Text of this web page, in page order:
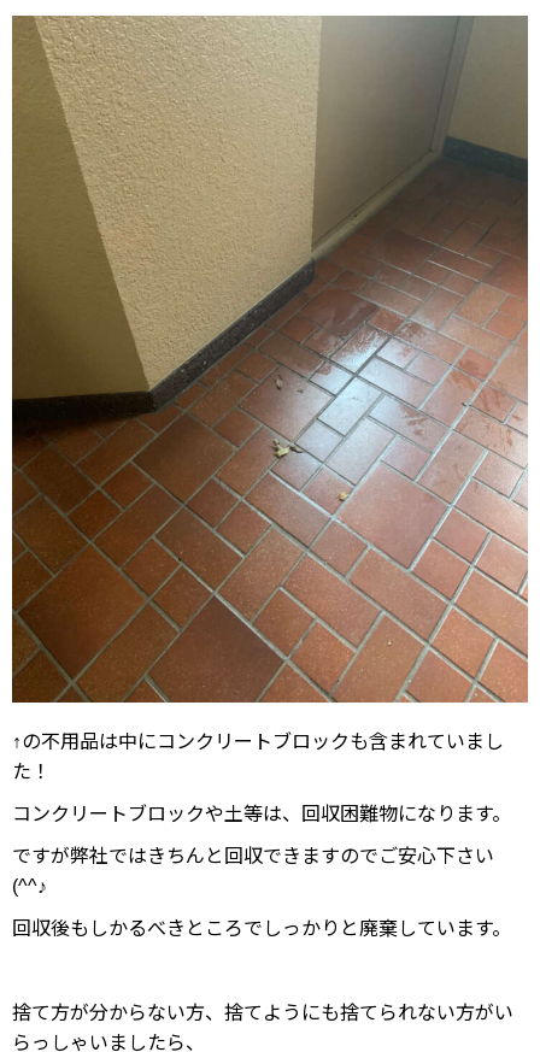
↑の不用品は中にコンクリートブロックも含まれていまし
た！
コンクリートブロックや土等は、回収困難物になります。
ですが弊社ではきちんと回収できますのでご安心下さい
(^^♪
回収後もしかるべきところでしっかりと廃棄しています。
捨て方が分からない方、捨てようにも捨てられない方がい
らっしゃいましたら、